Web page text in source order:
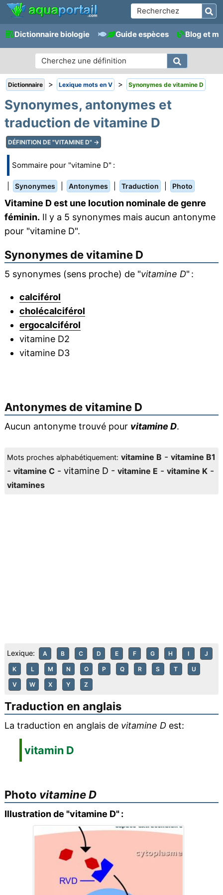
Dictionnaire biologie Guide espèces Blog et
Dictionnaire > Lexique mots en V > Synonymes de vitamine D
Synonymes, antonymes et
traduction de vitamine D
DÉFINITION DE "VITAMINE D" →
Sommaire pour "vitamine D" :
Synonymes Antonymes Traduction Photo
Vitamine D est une locution nominale de genre
féminin. Il y a 5 synonymes mais aucun antonyme
pour "vitamine D".
Synonymes devitamine D
5 synonymes (sens proche) de "vitamine D" :
calciférol
cholécalciférol
ergocalciférol
vitamine D2
vitamine D3
Antonymes devitamine D
Aucun antonyme trouvé pour vitamine D.
Mots proches alphabétiquement: vitamine B - vitamine B1
- vitamine C- vitamine D - vitamine E - vitamine K-
vitamines
Lexique: A B C D E F G H I J
K L M N O P Q R S T U
V W X Y Z
Traduction en anglais
La traduction en anglais de vitamine Dest:
vitamin D
Photo vitamine D
Illustration de "vitamine D" :